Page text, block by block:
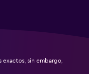
sin embargo,